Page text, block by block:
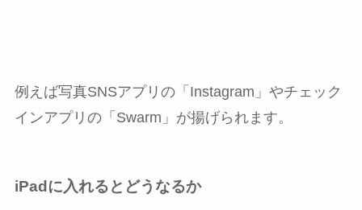
例えば写真SNSアプリの「Instagram」やチェック
インアプリの「Swarm」が揚げられます。
iPadに入れるとどうなるか